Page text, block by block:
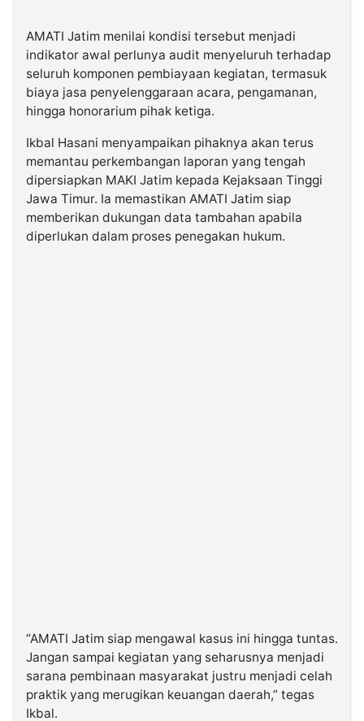
AMATI Jatim menilai kondisi tersebut menjadi
indikator awal perlunya audit menyeluruh terhadap
seluruh komponen pembiayaan kegiatan, termasuk
biaya jasa penyelenggaraan acara, pengamanan,
hingga honorarium pihak ketiga.
Ikbal Hasani menyampaikan pihaknya akan terus
memantau perkembangan laporan yang tengah
dipersiapkan MAKI Jatim kepada Kejaksaan Tinggi
Jawa Timur. Ia memastikan AMATI Jatim siap
memberikan dukungan data tambahan apabila
diperlukan dalam proses penegakan hukum.
“AMATI Jatim siap mengawal kasus ini hingga tuntas.
Jangan sampai kegiatan yang seharusnya menjadi
sarana pembinaan masyarakat justru menjadi celah
praktik yang merugikan keuangan daerah,” tegas
Ikbal.